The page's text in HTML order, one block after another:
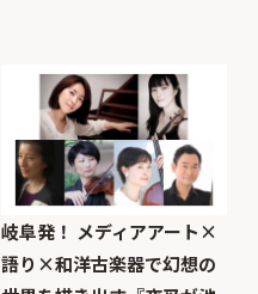
岐阜発！ メディアアート×
語り×和洋古楽器で幻想の